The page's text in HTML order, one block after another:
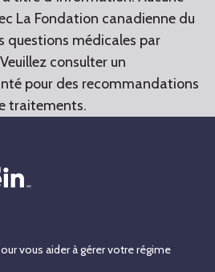
La Fondation canadienne du
questions médicales par
consulter un
pour des recommandations
traitements.
vous aider à gérer votre régime